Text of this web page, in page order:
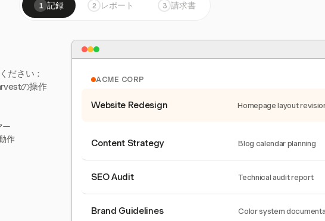
1 記録 2 レポート 3 請求書
ださい：
の操作
ー
作
ACME CORP
Website Redesign Homepage layout
Content Strategy Blog calendar planning
SEO Audit Technical audit report
Brand Guidelines Color system